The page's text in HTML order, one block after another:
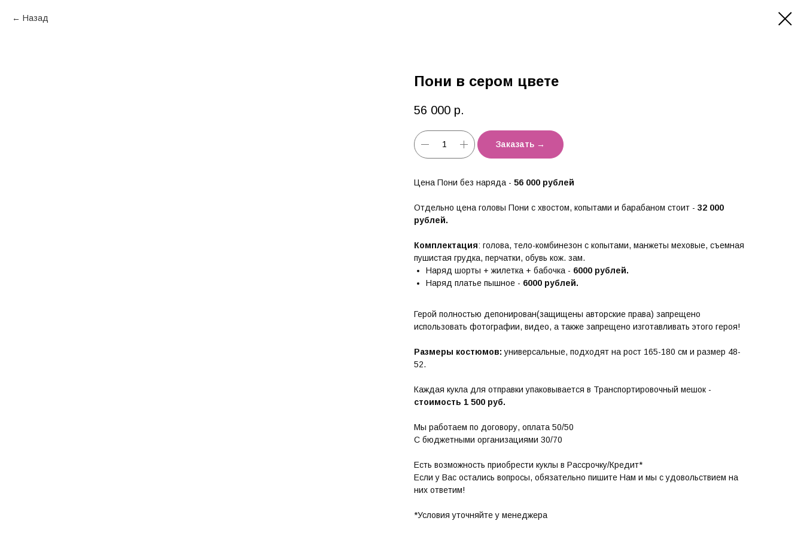
Назад
Пони в сером цвете
56 000 р.
Заказать →
Цена Пони без наряда - 56 000 рублей
Отдельно цена головы Пони с хвостом, копытами и барабаном стоит - 32 000
рублей.
Комплектация: голова, тело-комбинезон с копытами, манжеты меховые, съемная
пушистая грудка, перчатки, обувь кож. зам.
Наряд шорты + жилетка + бабочка - 6000 рублей.
Наряд платье пышное - 6000 рублей.
Герой полностью депонирован(защищены авторские права) запрещено
использовать фотографии, видео, а также запрещено изготавливать этого героя!
Размеры костюмов:универсальные, подходят на рост 165-180 см и размер 48-
52.
Каждая кукла для отправки упаковывается в Транспортировочный мешок -
стоимость 1 500 руб.
Мы работаем по договору, оплата 50/50
С бюджетными организациями 30/70
Есть возможность приобрести куклы в Рассрочку/Кредит*
Если у Вас остались вопросы, обязательно пишите Нам и мы с удовольствием на
них ответим!
*Условия уточняйте у менеджера